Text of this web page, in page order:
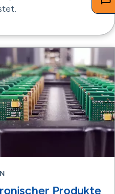
Produkte